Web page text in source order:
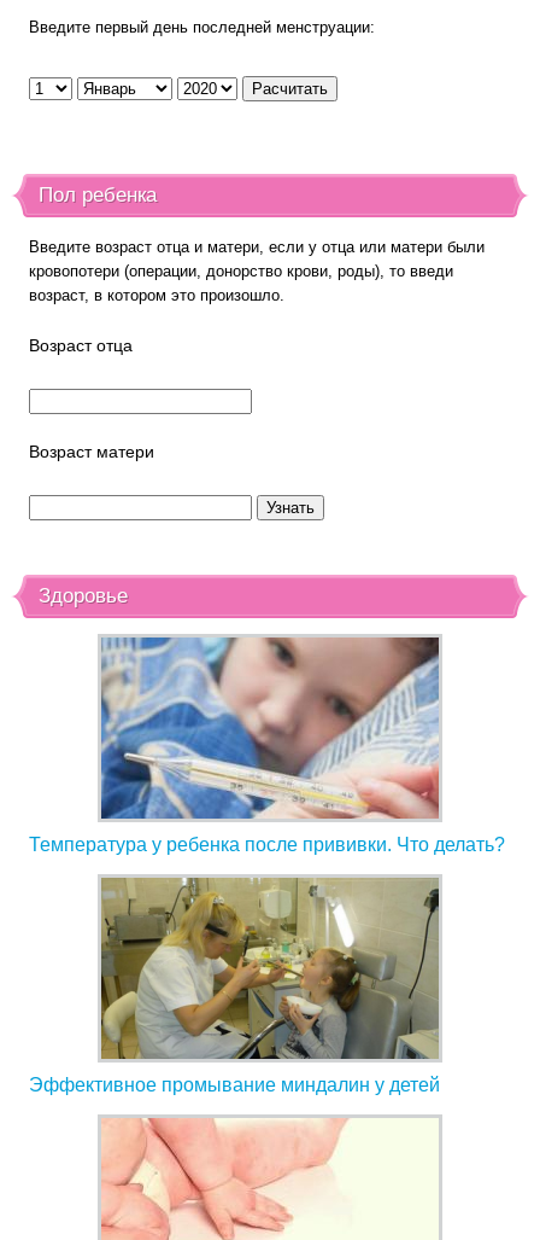
Введите первый день последней менструации:
Пол ребенка
Введите возраст отца и матери, если у отца или матери были
кровопотери (операции, донорство крови, роды), то введи
возраст, в котором это произошло.
Возраст отца
Возраст матери
Здоровье
Температура у ребенка после прививки. Что делать?
Эффективное промывание миндалин у детей